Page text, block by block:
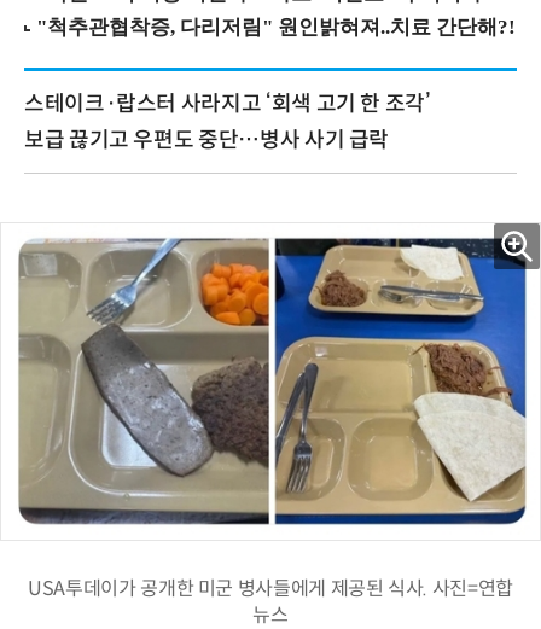
스테이크·랍스터 사라지고 ‘회색 고기 한 조각’
보급 끊기고 우편도 중단…병사 사기 급락
USA투데이가 공개한 미군 병사들에게 제공된 식사. 사진=연합
뉴스